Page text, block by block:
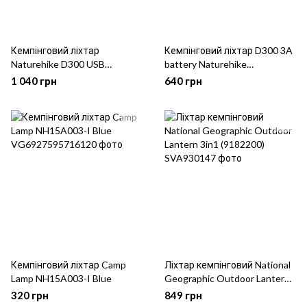
Кемпінговий ліхтар
Naturehike D300 USB
NH16D300-C Yellow
1 040 грн
Кемпінговий ліхтар D300 3A
battery Naturehike
NH16D300-D Yellow
640 грн
Кемпінговий ліхтар Camp
Lamp NH15A003-I Blue
320 грн
Ліхтар кемпінговий National
Geographic Outdoor Lantern
3in1 (9182200)
849 грн